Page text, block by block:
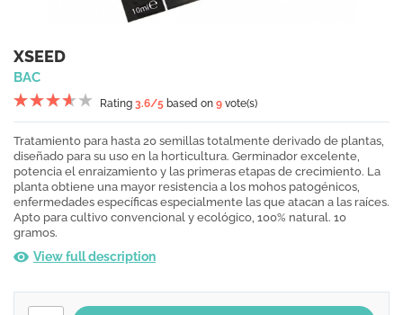
XSEED
BAC
Rating 3.6/5 based on 9 vote(s)
Tratamiento para hasta 20 semillas totalmente derivado de plantas,
diseñado para su uso en la horticultura. Germinador excelente,
potencia el enraizamiento y las primeras etapas de crecimiento. La
planta obtiene una mayor resistencia a los mohos patogénicos,
enfermedades específicas especialmente las que atacan a las raíces.
Apto para cultivo convencional y ecológico, 100% natural. 10
gramos.
View full description